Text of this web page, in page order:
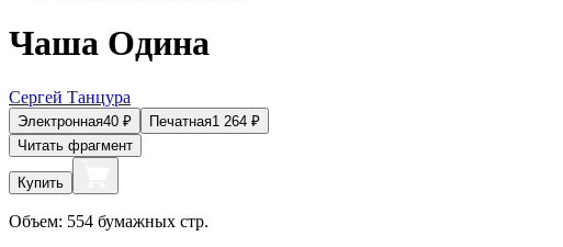
Чаша Одина
Сергей Танцура
Электронная40 ₽ Печатная1 264 ₽
Читать фрагмент
Купить
Объем: 554 бумажных стр.